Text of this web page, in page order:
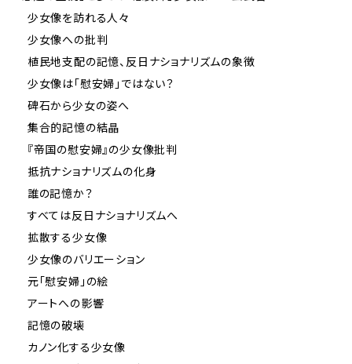
少女像を訪れる人々
少女像への批判
植民地支配の記憶、反日ナショナリズムの象徴
少女像は「慰安婦」ではない？
碑石から少女の姿へ
集合的記憶の結晶
『帝国の慰安婦』の少女像批判
抵抗ナショナリズムの化身
誰の記憶か？
すべては反日ナショナリズムへ
拡散する少女像
少女像のバリエーション
元「慰安婦」の絵
アートへの影響
記憶の破壊
カノン化する少女像